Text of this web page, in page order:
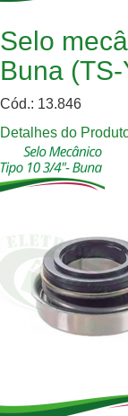
Selo
Buna
Cód.: 13.846
Detalhes do